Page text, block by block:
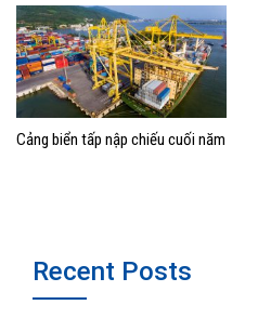
Cảng biển tấp nập chiếu cuối năm
Recent Posts